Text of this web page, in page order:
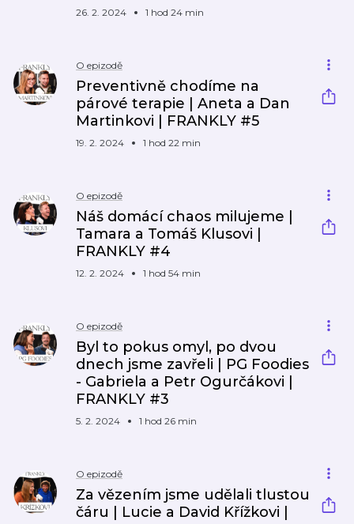
26. 2. 2024 1 hod 24 min
O epizodě
Preventivně chodíme na
párové terapie | Aneta a Dan
Martinkovi | FRANKLY #5
19. 2. 2024 1 hod 22 min
O epizodě
Náš domácí chaos milujeme |
Tamara a Tomáš Klusovi |
FRANKLY #4
12. 2. 2024 1 hod 54 min
O epizodě
Byl to pokus omyl, po dvou
dnech jsme zavřeli | PG Foodies
- Gabriela a Petr Ogurčákovi |
FRANKLY #3
5. 2. 2024 1 hod 26 min
O epizodě
Za vězením jsme udělali tlustou
čáru | Lucie a David Křížkovi |